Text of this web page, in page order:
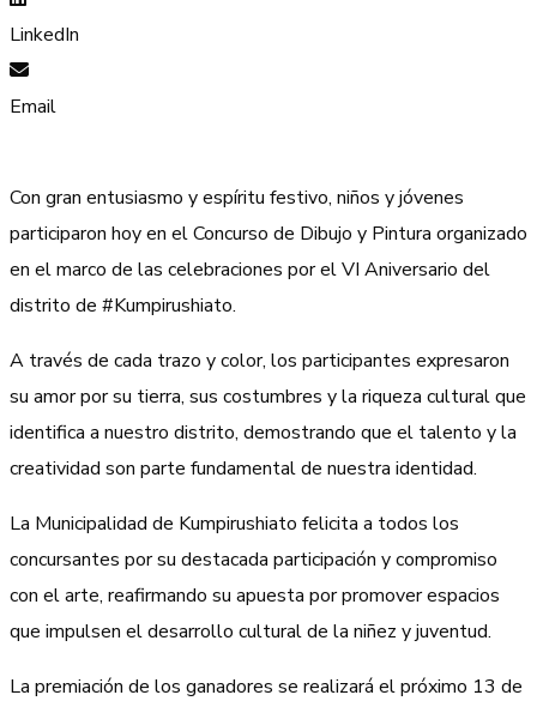
LinkedIn
Email
Con gran entusiasmo y espíritu festivo, niños y jóvenes
participaron hoy en el Concurso de Dibujo y Pintura organizado
en el marco de las celebraciones por el VI Aniversario del
distrito de #Kumpirushiato.
A través de cada trazo y color, los participantes expresaron
su amor por su tierra, sus costumbres y la riqueza cultural que
identifica a nuestro distrito, demostrando que el talento y la
creatividad son parte fundamental de nuestra identidad.
La Municipalidad de Kumpirushiato felicita a todos los
concursantes por su destacada participación y compromiso
con el arte, reafirmando su apuesta por promover espacios
que impulsen el desarrollo cultural de la niñez y juventud.
La premiación de los ganadores se realizará el próximo 13 de